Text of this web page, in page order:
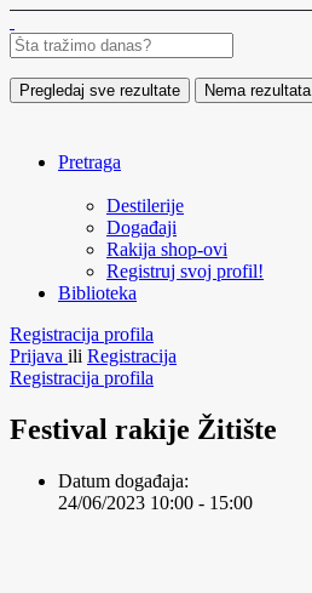
Pregledaj sve rezultate Nema rezultata
Pretraga
Destilerije
Događaji
Rakija shop-ovi
Registruj svoj profil!
Biblioteka
Registracija profila
Prijava ili Registracija
Registracija profila
Festival rakije Žitište
Datum događaja:
24/06/2023 10:00 - 15:00